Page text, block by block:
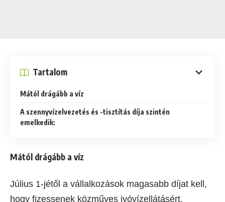
Tartalom
Mától drágább a víz
A szennyvízelvezetés és -tisztítás díja szintén
emelkedik:
Mától drágább a víz
Július 1-jétől a vállalkozások magasabb díjat kell,
hogy fizessenek közműves ivóvízellátásért,